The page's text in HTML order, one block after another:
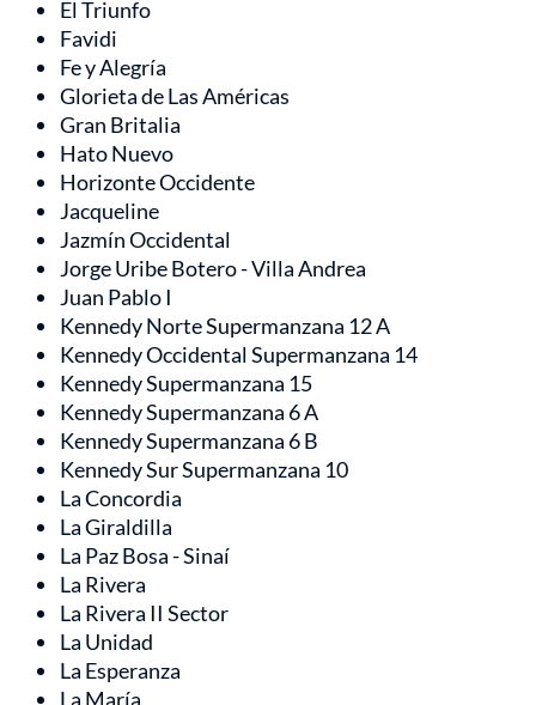
El Triunfo
Favidi
Fe y Alegría
Glorieta de Las Américas
Gran Britalia
Hato Nuevo
Horizonte Occidente
Jacqueline
Jazmín Occidental
Jorge Uribe Botero - Villa Andrea
Juan Pablo I
Kennedy Norte Supermanzana 12 A
Kennedy Occidental Supermanzana 14
Kennedy Supermanzana 15
Kennedy Supermanzana 6 A
Kennedy Supermanzana 6 B
Kennedy Sur Supermanzana 10
La Concordia
La Giraldilla
La Paz Bosa - Sinaí
La Rivera
La Rivera II Sector
La Unidad
La Esperanza
La María